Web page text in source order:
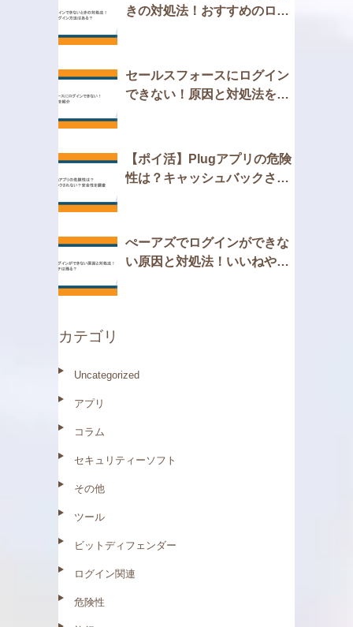
きの対処法！おすすめのログ
セールスフォースにログイン
できない！原因と対処法を紹
【ポイ活】Plugアプリの危険
性は？キャッシュバックされ
ぺーアズでログインができな
い原因と対処法！いいねやマ
カテゴリ
Uncategorized
アプリ
コラム
セキュリティーソフト
その他
ツール
ビットディフェンダー
ログイン関連
危険性